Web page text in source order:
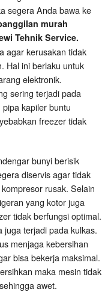
segera Anda bawa ke
murah
Tehnik Service.
agar kerusakan tidak
Hal ini berlaku untuk
elektronik.
sering terjadi pada
kapiler buntu
freezer tidak
bunyi berisik
diservis agar tidak
rusak. Selain
yang kotor juga
tidak berfungsi optimal.
juga terjadi pada kulkas.
menjaga kebersihan
bisa bekerja maksimal.
maka mesin tidak
awet.